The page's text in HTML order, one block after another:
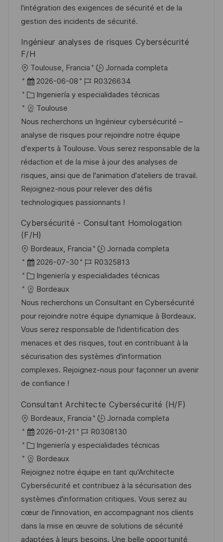
n p
u
l
a
l
e
r
í
l'intégration des exigences de sécurité et de la
gestion des incidents de sécurité.
Ingénieur analyses de risques Cybersécurité
F/H
U
b
c
a
c
i
ó
n
Toulouse, Francia
Jornada completa
F
e
c
h
a
d
e
p
u
b
i
c
ó
2026-06-08
I
D
e
e
m
p
l
e
o
R0326634
C
a
t
e
g
o
r
í
a
Ingeniería y especialidades técnicas
Toulouse
Nous recherchons un Ingénieur cybersécurité –
analyse de risques pour rejoindre notre équipe
d'experts à Toulouse. Vous serez responsable de la
rédaction et de la mise à jour des analyses de
risques, ainsi que de l'animation d'ateliers de travail.
Rejoignez-nous pour relever des défis
technologiques passionnants !
Cybersécurité - Consultant Homologation
(F/H)
U
b
c
a
c
i
ó
n
Bordeaux, Francia
Jornada completa
F
e
c
h
a
d
e
p
u
b
i
c
a
c
ó
n
2026-07-30
I
D
e
e
m
p
l
e
R0325813
C
a
t
e
g
o
r
í
a
Ingeniería y especialidades técnicas
Bordeaux
Nous recherchons un Consultant en Cybersécurité
pour rejoindre notre équipe dynamique à Bordeaux.
Vous serez responsable de l'identification des
menaces et des risques, tout en contribuant à la
sécurisation des systèmes d'information
complexes. Rejoignez-nous pour façonner un avenir
de confiance !
Consultant Architecte Cybersécurité (H/F)
U
b
c
a
c
i
ó
n
Bordeaux, Francia
Jornada completa
F
e
c
h
a
d
e
p
u
2026-01-21
I
D
e
e
m
p
l
e
R0308130
C
a
t
e
g
o
r
í
Ingeniería y especialidades técnicas
Bordeaux
Rejoignez notre équipe en tant qu'Architecte
Cybersécurité et contribuez à la sécurisation des
systèmes d'information critiques. Vous serez au
cœur de l'innovation, en accompagnant nos clients
dans la mise en œuvre de solutions de sécurité
adaptées à leurs besoins. Une belle opportunité